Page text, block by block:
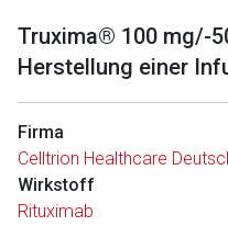
Truxima® 100 mg/-
Herstellung einer
Firma
Celltrion Healthcare
Wirkstoff
Rituximab